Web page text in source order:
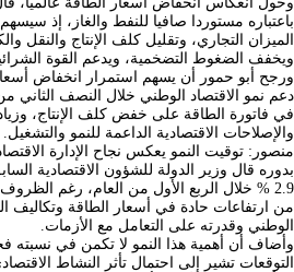
باعتباره مستوردا صافيا للنفط والغاز، إذ
الميزان التجاري، وتقليل كلف الإنتاج والنقل
ويخفف الضغوط التضخمية، ويدعم القوة
ورجح أبو حمور أن يسهم استمرار انخفاض
في فاتورة الطاقة على خفض كلف الإنتاج،
والإصلاحات الاقتصادية الداعمة للنمو والتشغيل.
منصور: توقيت النمو يعكس نجاح الإدارة
بدوره قال وزير الدولة للشؤون الاقتصادية
2.9 % خلال الربع الأول من العام، رغم
من ارتفاعات حادة في أسعار الطاقة وتكاليف
الوطني وقدرته على التعامل مع الأزمات.
وأضاف أن أهمية هذا النمو لا تكمن في
التوقعات تشير إلى احتمال تأثر النشاط